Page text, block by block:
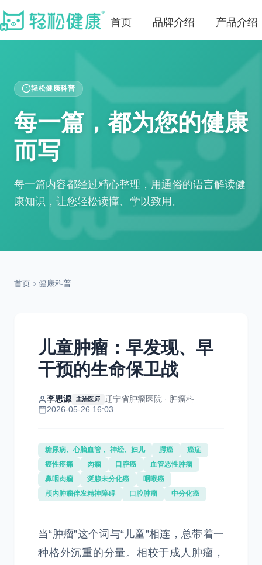
首页 品牌介绍 产品介绍
轻松健康科普
每一篇，都为您的健康
而写
每一篇内容都经过精心整理，用通俗的语言解读健
康知识，让您轻松读懂、学以致用。
首页 健康科普
儿童肿瘤：早发现、早
干预的生命保卫战
李思源 主治医师
辽宁省肿瘤医院 · 肿瘤科
2026-05-26 16:03
糖尿病、心脑血管 、神经、妇儿 腭癌
癌症
癌性疼痛
肉瘤 口腔癌
血管恶性肿瘤
鼻咽肉瘤
涎腺未分化癌
咽喉癌
颅内肿瘤伴发精神障碍
口腔肿瘤 中分化癌
当“肿瘤”这个词与“儿童”相连，总带着一
种格外沉重的分量。相较于成人肿瘤，